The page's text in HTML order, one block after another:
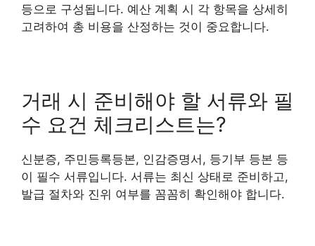
등으로 구성됩니다. 예산 계획 시 각 항목을 상세히
고려하여 총 비용을 산정하는 것이 중요합니다.
거래 시 준비해야 할 서류와 필
수 요건 체크리스트는?
신분증, 주민등록등본, 인감증명서, 등기부 등본 등
이 필수 서류입니다. 서류는 최신 상태로 준비하고,
발급 절차와 진위 여부를 꼼꼼히 확인해야 합니다.